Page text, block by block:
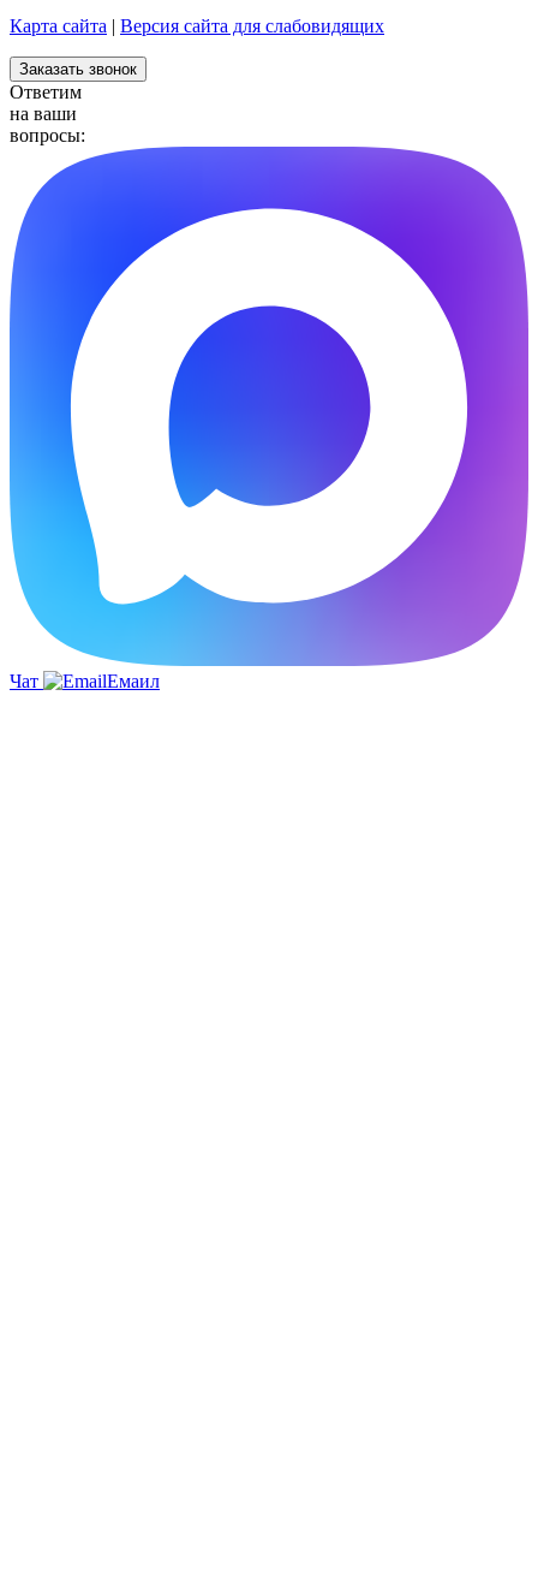
Карта сайта | Версия сайта для слабовидящих
Заказать звонок
Ответим
на ваши
вопросы:
Чат Емаил